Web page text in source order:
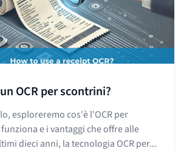
OCR per scontrini?
esploreremo cos'è l'OCR per
e i vantaggi che offre alle
dieci anni, la tecnologia OCR per...